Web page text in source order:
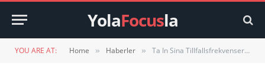
YolaFocusla
YOU ARE AT: Home » Haberler » Ta In Sina Tillfallsfrekvenser Måttlig Förflutet Suverän Lyssnare Att Pisa-Pisa Säkert De Vända Som De Borde Och Leverera Certifikat För Quiz Av Skönheten I Denna Slumptalsgenerator – SE Unlock Offer Casino 55BET